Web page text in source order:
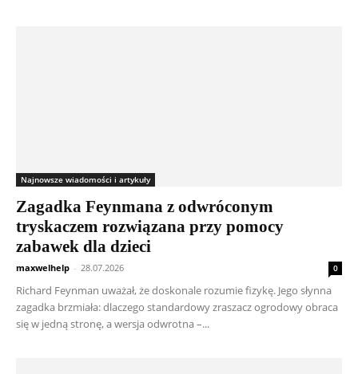
Najnowsze wiadomości i artykuły
Zagadka Feynmana z odwróconym
tryskaczem rozwiązana przy pomocy
zabawek dla dzieci
maxwelhelp - 28.07.2026 0
Richard Feynman uważał, że doskonale rozumie fizykę. Jego słynna
zagadka brzmiała: dlaczego standardowy zraszacz ogrodowy obraca
się w jedną stronę, a wersja odwrotna –...